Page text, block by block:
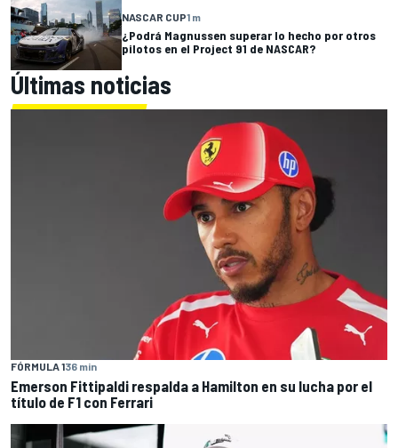
NASCAR CUP1 m
¿Podrá Magnussen superar lo hecho por otros
pilotos en el Project 91 de NASCAR?
Últimas noticias
FÓRMULA 136 min
Emerson Fittipaldi respalda a Hamilton en su lucha por el
título de F1 con Ferrari